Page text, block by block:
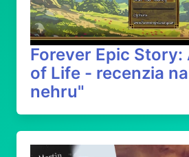
Forever Epic Story:
of Life - recenzia
nehru"